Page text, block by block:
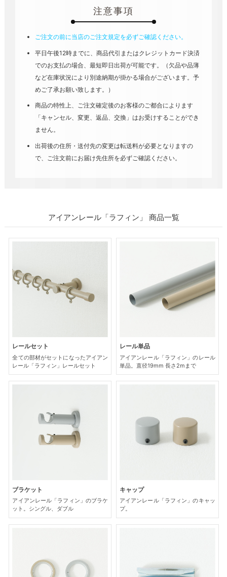
注意事項
ご注文の前に当店のご注文規定を必ずご確認ください。
平日午後12時までに、商品代引またはクレジットカード決済
でのお支払の場合、最短即日出荷が可能です。（欠品や品薄
など在庫状況により別途納期が掛かる場合がございます。予
めご了承お願い致します。）
商品の特性上、ご注文確定後のお客様のご都合によります
「キャンセル、変更、返品、交換」はお受けすることができ
ません。
出荷後の住所・送付先の変更は転送料が必要となりますの
で、ご注文前にお届け先住所を必ずご確認ください。
アイアンレール「ラフィン」 商品一覧
レールセット
全ての部材がセットになったアイアン
レール「ラフィン」レールセット
レール単品
アイアンレール「ラフィン」のレール
単品。直径19mm 長さ2mまで
ブラケット
アイアンレール「ラフィン」のブラケ
ット。シングル、ダブル
キャップ
アイアンレール「ラフィン」のキャッ
プ。